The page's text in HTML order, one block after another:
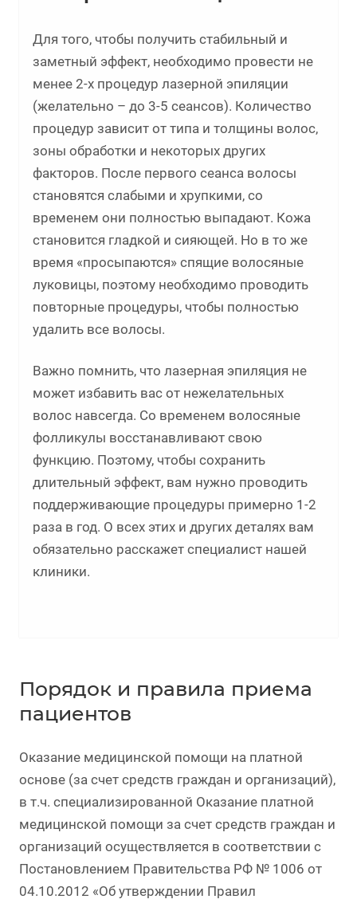
Для того, чтобы получить стабильный и
заметный эффект, необходимо провести не
менее 2-х процедур лазерной эпиляции
(желательно – до 3-5 сеансов). Количество
процедур зависит от типа и толщины волос,
зоны обработки и некоторых других
факторов. После первого сеанса волосы
становятся слабыми и хрупкими, со
временем они полностью выпадают. Кожа
становится гладкой и сияющей. Но в то же
время «просыпаются» спящие волосяные
луковицы, поэтому необходимо проводить
повторные процедуры, чтобы полностью
удалить все волосы.
Важно помнить, что лазерная эпиляция не
может избавить вас от нежелательных
волос навсегда. Со временем волосяные
фолликулы восстанавливают свою
функцию. Поэтому, чтобы сохранить
длительный эффект, вам нужно проводить
поддерживающие процедуры примерно 1-2
раза в год. О всех этих и других деталях вам
обязательно расскажет специалист нашей
клиники.
Порядок и правила приема
пациентов
Оказание медицинской помощи на платной
основе (за счет средств граждан и организаций),
в т.ч. специализированной Оказание платной
медицинской помощи за счет средств граждан и
организаций осуществляется в соответствии с
Постановлением Правительства РФ № 1006 от
04.10.2012 «Об утверждении Правил